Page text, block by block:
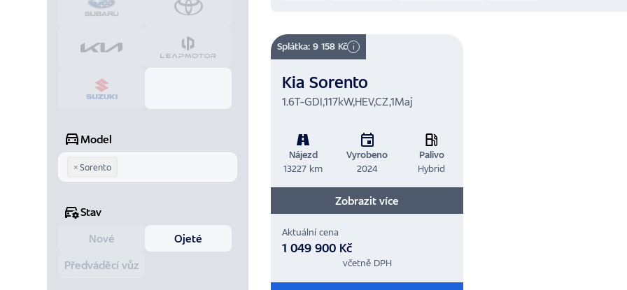
Model
× Sorento
Stav
Nové
Ojeté
Předváděcí vůz
Splátka: 9 158 Kč i
Kia Sorento
1.6T-GDI,117kW,HEV,CZ,1Maj
Nájezd
13227 km
Vyrobeno
2024
Palivo
Hybrid
Zobrazit více
Aktuální cena
1 049 900 Kč
včetně DPH